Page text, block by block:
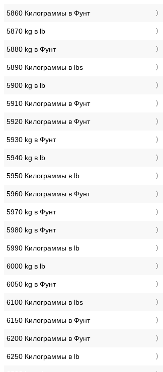
5860 Килограммы в Фунт
5870 kg в lb
5880 kg в Фунт
5890 Килограммы в lbs
5900 kg в lb
5910 Килограммы в Фунт
5920 Килограммы в Фунт
5930 kg в Фунт
5940 kg в lb
5950 Килограммы в lb
5960 Килограммы в Фунт
5970 kg в Фунт
5980 kg в Фунт
5990 Килограммы в lb
6000 kg в lb
6050 kg в Фунт
6100 Килограммы в lbs
6150 Килограммы в Фунт
6200 Килограммы в Фунт
6250 Килограммы в lb